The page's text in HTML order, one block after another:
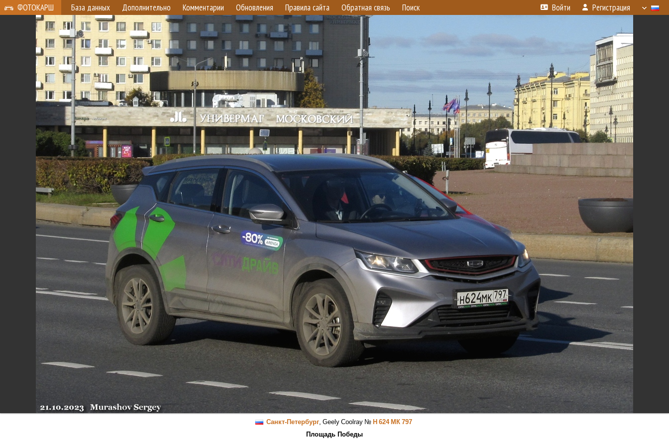
ФОТОКАРШ База данных Дополнительно Комментарии Обновления Правила сайта Обратная связь Поиск Войти Регистрация
Санкт-Петербург, Geely Coolray № Н 624 МК 797
Площадь Победы